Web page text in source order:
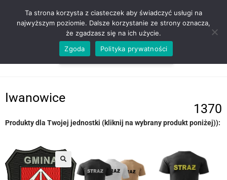
ZADZWOŃ TEL. 600 352 938
Iwanowice
1370
Produkty dla Twojej jednostki (kliknij na wybrany produkt poniżej)):
Ta strona korzysta z ciasteczek aby świadczyć usługi na
najwyższym poziomie. Dalsze korzystanie ze strony oznacza,
że zgadzasz się na ich użycie.
Zgoda
Polityka prywatności